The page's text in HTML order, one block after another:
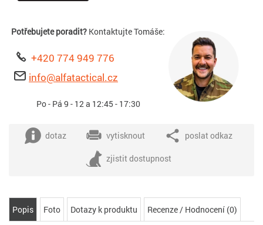
Potřebujete poradit? Kontaktujte Tomáše:
+420 774 949 776
info@alfatactical.cz
Po - Pá 9 - 12 a 12:45 - 17:30
dotaz vytisknout poslat odkaz
zjistit dostupnost
Popis Foto Dotazy k produktu Recenze / Hodnocení (0)